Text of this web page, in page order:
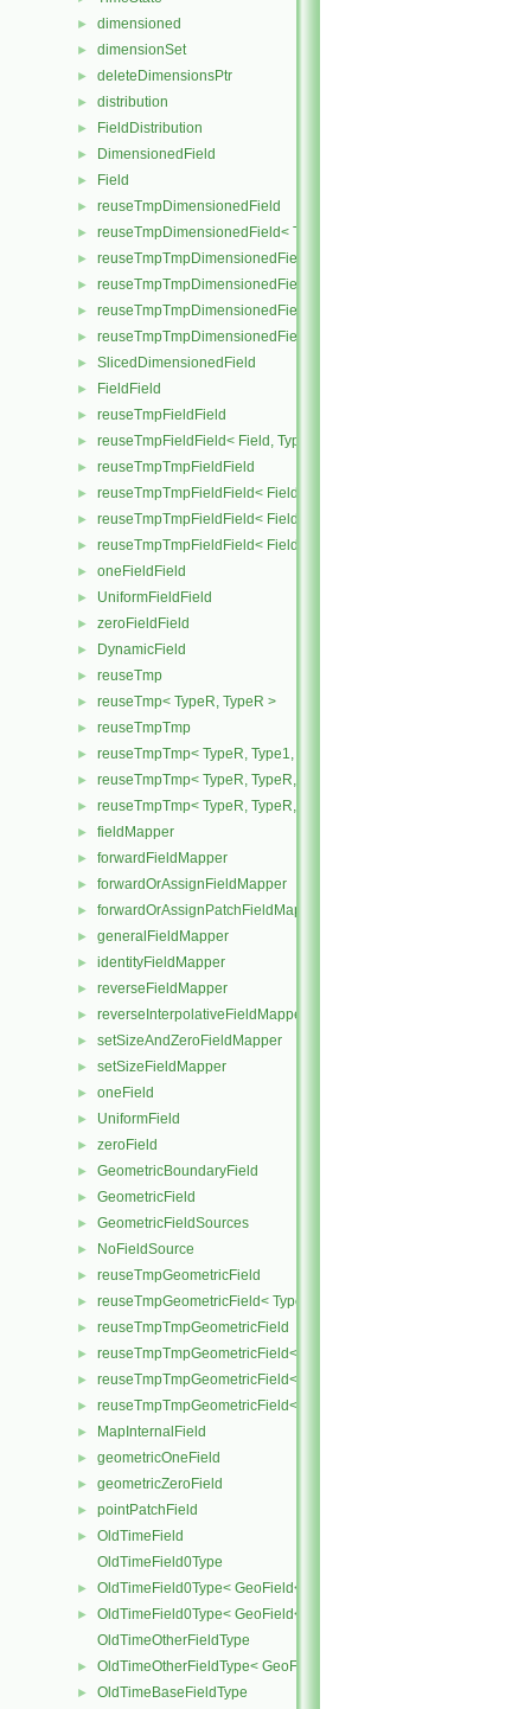
► dimensioned
► dimensionSet
► deleteDimensionsPtr
► distribution
► FieldDistribution
► DimensionedField
► Field
► reuseTmpDimensionedField
► reuseTmpDimensionedField< TypeR, TypeR, GeoMesh, Field >
► reuseTmpTmpDimensionedField
► reuseTmpTmpDimensionedField< TypeR, Type1, TypeR,
► reuseTmpTmpDimensionedField< TypeR, TypeR, Type2,
► reuseTmpTmpDimensionedField< TypeR, TypeR, TypeR,
► SlicedDimensionedField
► FieldField
► reuseTmpFieldField
► reuseTmpFieldField< Field, TypeR, TypeR >
► reuseTmpTmpFieldField
► reuseTmpTmpFieldField< Field, TypeR, Type1, TypeR >
► reuseTmpTmpFieldField< Field, TypeR, TypeR, Type2 >
► reuseTmpTmpFieldField< Field, TypeR, TypeR, TypeR >
► oneFieldField
► UniformFieldField
► zeroFieldField
► DynamicField
► reuseTmp
► reuseTmp< TypeR, TypeR >
► reuseTmpTmp
► reuseTmpTmp< TypeR, Type1, Type12, TypeR >
► reuseTmpTmp< TypeR, TypeR, TypeR, Type2 >
► reuseTmpTmp< TypeR, TypeR, TypeR, TypeR >
► fieldMapper
► forwardFieldMapper
► forwardOrAssignFieldMapper
► forwardOrAssignPatchFieldMapper
► generalFieldMapper
► identityFieldMapper
► reverseFieldMapper
► reverseInterpolativeFieldMapper
► setSizeAndZeroFieldMapper
► setSizeFieldMapper
► oneField
► UniformField
► zeroField
► GeometricBoundaryField
► GeometricField
► GeometricFieldSources
► NoFieldSource
► reuseTmpGeometricField
► reuseTmpGeometricField< TypeR, TypeR, GeoMesh, Field >
► reuseTmpTmpGeometricField
► reuseTmpTmpGeometricField< TypeR, Type1, TypeR, GeoMesh,
► reuseTmpTmpGeometricField< TypeR, TypeR, Type2, GeoMesh,
► reuseTmpTmpGeometricField< TypeR, TypeR, TypeR, GeoMesh,
► MapInternalField
► geometricOneField
► geometricZeroField
► pointPatchField
►
OldTimeField
OldTimeField0Type
► OldTimeField0Type< GeoField< Type, GeoMesh, PrimitiveField > >
►
OldTimeField0Type< GeoField< Type, GeoMesh, SubField > >
OldTimeOtherFieldType
► OldTimeOtherFieldType< GeoField< Type, GeoMesh, PrimitiveField
► OldTimeBaseFieldType